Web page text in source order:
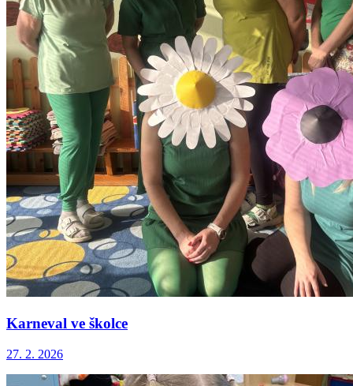
Karneval ve školce
27. 2. 2026